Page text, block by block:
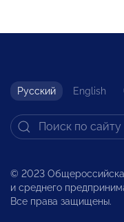
Русский English
© 2023
и среднего
Все права защищены.